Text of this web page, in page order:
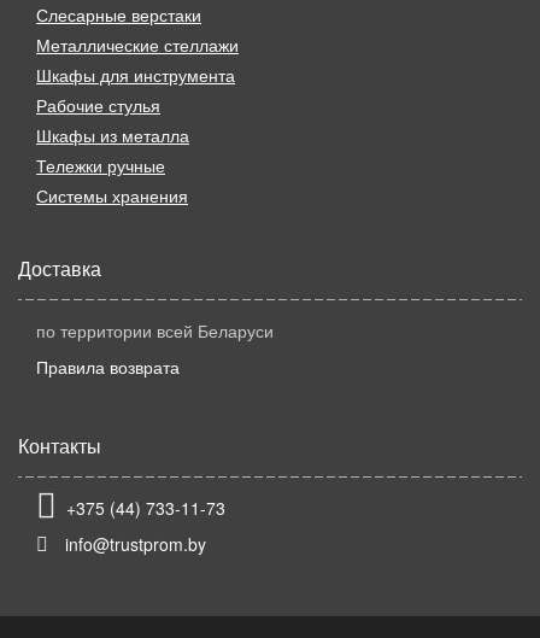
Слесарные верстаки
Металлические стеллажи
Шкафы для инструмента
Рабочие стулья
Шкафы из металла
Тележки ручные
Системы хранения
Доставка
по территории всей Беларуси
Правила возврата
Контакты
+375 (44) 733-11-73
info@trustprom.by